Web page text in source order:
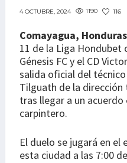
4 OCTUBRE, 2024 1190 116
Comayagua,
11 de la Liga Hondubet
Génesis FC y el CD
salida oficial del
Tilguath de la
tras llegar a un
carpintero.
El duelo se jugará en
esta ciudad a las 7:00